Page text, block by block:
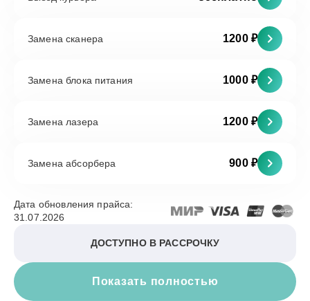
Замена сканера 1200 ₽
Замена блока питания 1000 ₽
Замена лазера 1200 ₽
Замена абсорбера 900 ₽
Показать полностью
Дата обновления прайса:
31.07.2026
ДОСТУПНО В РАССРОЧКУ